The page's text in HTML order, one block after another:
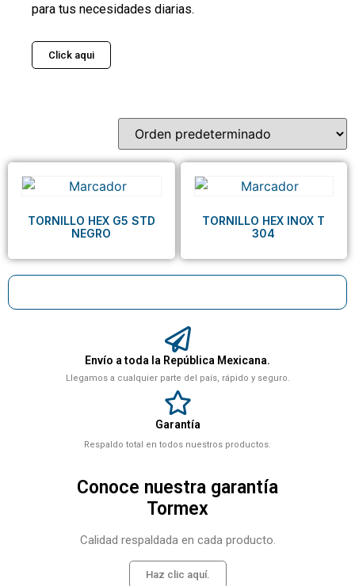
Envío a toda la República Mexicana.
Llegamos a cualquier parte del país, rápido y seguro.
Garantía
Respaldo total en todos nuestros productos.
Conoce nuestra garantía
Tormex
Calidad respaldada en cada producto.
Haz clic aquí.
para tus necesidades diarias.
Click aqui
TORNILLO HEX G5 STD
NEGRO
TORNILLO HEX INOX T
304